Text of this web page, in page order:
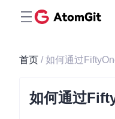
首页 / 如何通过
如何通过